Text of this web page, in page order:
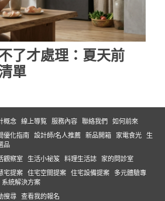
了才處理：夏天前
單
概念 線上導覧 服務內容 聯絡我們
如何前來
優化指南 設計師/名人推薦 新品開箱 家電食光
生
品
觀察室 生活小祕笈 料理生活誌
家的問診室
宅提案 住宅空間提案 住宅設備提案
多元體驗專
系統解決方案
搜尋 查看我的報名